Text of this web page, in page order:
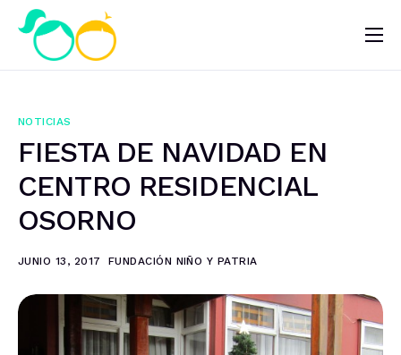
Nosotros
Noticias
¿Quieres ayudar?
NOTICIAS
FIESTA DE NAVIDAD EN
CENTRO RESIDENCIAL
OSORNO
JUNIO 13, 2017 FUNDACIÓN NIÑO Y PATRIA